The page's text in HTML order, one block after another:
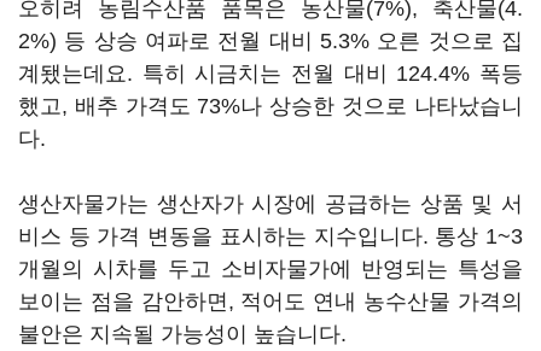
오히려 농림수산품 품목은 농산물(7%), 축산물(4.
2%) 등 상승 여파로 전월 대비 5.3% 오른 것으로 집
계됐는데요. 특히 시금치는 전월 대비 124.4% 폭등
했고, 배추 가격도 73%나 상승한 것으로 나타났습니
다.
생산자물가는 생산자가 시장에 공급하는 상품 및 서
비스 등 가격 변동을 표시하는 지수입니다. 통상 1~3
개월의 시차를 두고 소비자물가에 반영되는 특성을
보이는 점을 감안하면, 적어도 연내 농수산물 가격의
불안은 지속될 가능성이 높습니다.